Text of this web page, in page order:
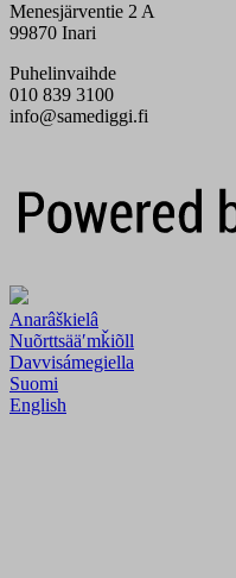
Menesjärventie 2 A
99870 Inari
Puhelinvaihde
010 839 3100
info@samediggi.fi
Anarâškielâ
Nuõrttsääʹmǩiõll
Davvisámegiella
Suomi
English